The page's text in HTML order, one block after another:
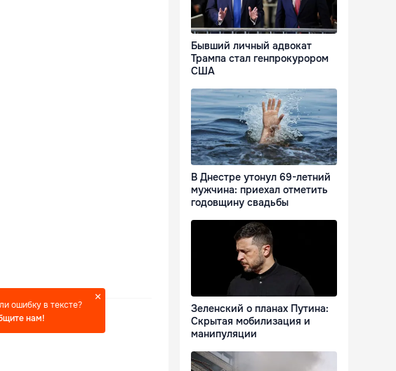
ошибку в тексте?
нам!
Бывший личный адвокат
Трампа стал генпрокурором
США
В Днестре утонул 69-летний
мужчина: приехал отметить
годовщину свадьбы
Зеленский о планах Путина:
Скрытая мобилизация и
манипуляции